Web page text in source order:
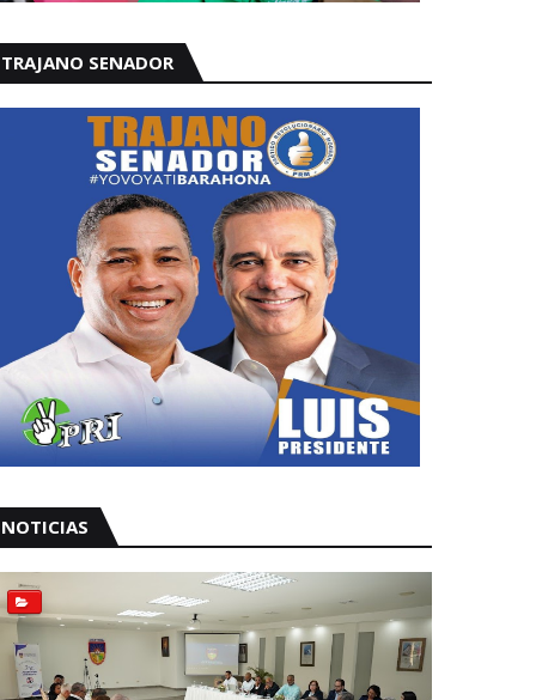
TRAJANO SENADOR
NOTICIAS